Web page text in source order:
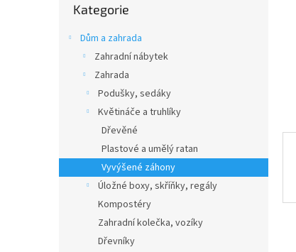
kategorie
Kategorie
Dům a zahrada
Zahradní nábytek
Zahrada
Podušky, sedáky
Květináče a truhlíky
Dřevěné
Plastové a umělý ratan
Vyvýšené záhony
Úložné boxy, skříňky, regály
Kompostéry
Zahradní kolečka, vozíky
Dřevníky